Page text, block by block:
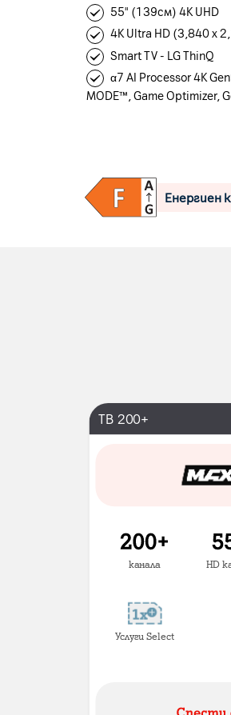
55" (139см) 4K UHD
4K Ultra HD (3,840 x
Smart TV - LG ThinQ
α7 AI Processor 4K
MODE™, Game Optimizer,
Енергиен
ТВ 200+
канала HD
Услуги Select